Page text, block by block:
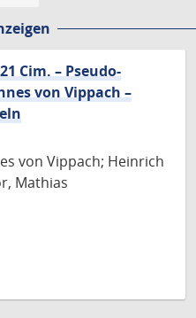
Cim. – Pseudo-
von Vippach –
von Vippach; Heinrich
Mathias